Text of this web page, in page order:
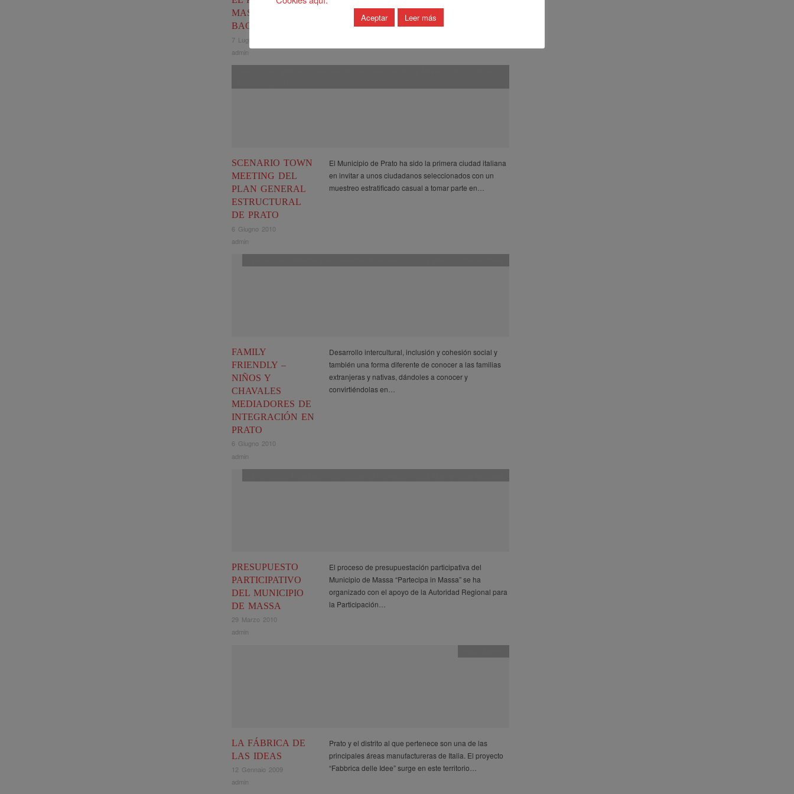
MASTER AND
BACK
7 Luglio 2011
admin
SCENARIO TOWN
MEETING DEL
PLAN GENERAL
ESTRUCTURAL
DE PRATO
6 Giugno 2010
admin
El Municipio de Prato ha sido la primera ciudad italiana
en invitar a unos ciudadanos seleccionados con un
muestreo estratificado casual a tomar parte en…
FAMILY
FRIENDLY –
NIÑOS Y
CHAVALES
MEDIADORES DE
INTEGRACIÓN EN
PRATO
6 Giugno 2010
admin
Desarrollo intercultural, inclusión y cohesión social y
también una forma diferente de conocer a las familias
extranjeras y nativas, dándoles a conocer y
convirtiéndolas en…
PRESUPUESTO
PARTICIPATIVO
DEL MUNICIPIO
DE MASSA
29 Marzo 2010
admin
El proceso de presupuestación participativa del
Municipio de Massa “Partecipa in Massa” se ha
organizado con el apoyo de la Autoridad Regional para
la Participación…
LA FÁBRICA DE
LAS IDEAS
12 Gennaio 2009
admin
Prato y el distrito al que pertenece son una de las
principales áreas manufactureras de Italia. El proyecto
“Fabbrica delle Idee” surge en este territorio…
Aceptar Leer más